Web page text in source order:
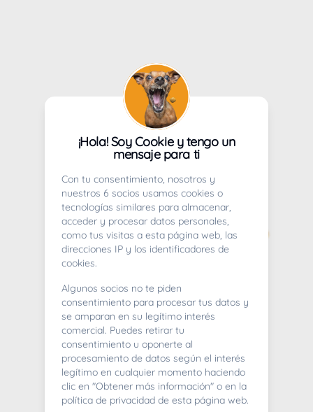
404
Whoops! Lo sentimos mucho.
¡Hola! Soy Cookie y tengo un
mensaje para ti
Con tu consentimiento, nosotros y
nuestros 6 socios usamos cookies o
tecnologías similares para almacenar,
acceder y procesar datos personales,
como tus visitas a esta página web, las
direcciones IP y los identificadores de
cookies.
Algunos socios no te piden
consentimiento para procesar tus datos y
se amparan en su legítimo interés
comercial. Puedes retirar tu
consentimiento u oponerte al
procesamiento de datos según el interés
legítimo en cualquier momento haciendo
clic en "Obtener más información" o en la
política de privacidad de esta página web.